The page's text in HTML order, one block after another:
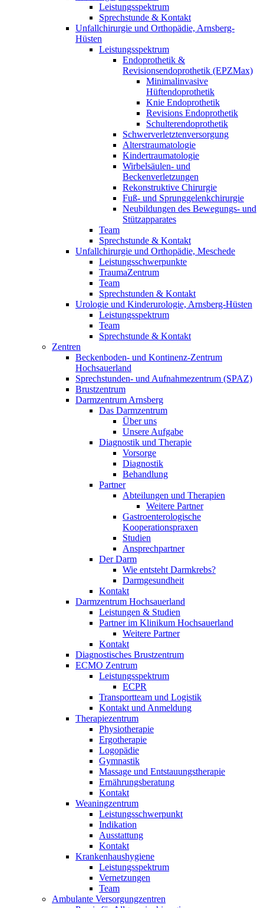
Leistungsspektrum
Sprechstunde & Kontakt
Unfallchirurgie und Orthopädie, Arnsberg-
Hüsten
Leistungsspektrum
Endoprothetik &
Revisionsendoprothetik (EPZMax)
Minimalinvasive
Hüftendoprothetik
Knie Endoprothetik
Revisions Endoprothetik
Schulterendoprothetik
Schwerverletztenversorgung
Alterstraumatologie
Kindertraumatologie
Wirbelsäulen- und
Beckenverletzungen
Rekonstruktive Chirurgie
Fuß- und Sprunggelenkchirurgie
Neubildungen des Bewegungs- und
Stützapparates
Team
Sprechstunde & Kontakt
Unfallchirurgie und Orthopädie, Meschede
Leistungsschwerpunkte
TraumaZentrum
Team
Sprechstunden & Kontakt
Urologie und Kinderurologie, Arnsberg-Hüsten
Leistungsspektrum
Team
Sprechstunde & Kontakt
Zentren
Beckenboden- und Kontinenz-Zentrum
Hochsauerland
Sprechstunden- und Aufnahmezentrum (SPAZ)
Brustzentrum
Darmzentrum Arnsberg
Das Darmzentrum
Über uns
Unsere Aufgabe
Diagnostik und Therapie
Vorsorge
Diagnostik
Behandlung
Partner
Abteilungen und Therapien
Weitere Partner
Gastroenterologische
Kooperationspraxen
Studien
Ansprechpartner
Der Darm
Wie entsteht Darmkrebs?
Darmgesundheit
Kontakt
Darmzentrum Hochsauerland
Leistungen & Studien
Partner im Klinikum Hochsauerland
Weitere Partner
Kontakt
Diagnostisches Brustzentrum
ECMO Zentrum
Leistungsspektrum
ECPR
Transportteam und Logistik
Kontakt und Anmeldung
Therapiezentrum
Physiotherapie
Ergotherapie
Logopädie
Gymnastik
Massage und Entstauungstherapie
Ernährungsberatung
Kontakt
Weaningzentrum
Leistungsschwerpunkt
Indikation
Ausstattung
Kontakt
Krankenhaushygiene
Leistungsspektrum
Vernetzungen
Team
Ambulante Versorgungzentren